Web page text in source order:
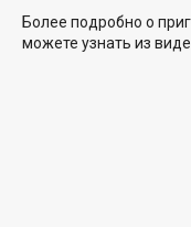
Более подробно о
можете узнать из